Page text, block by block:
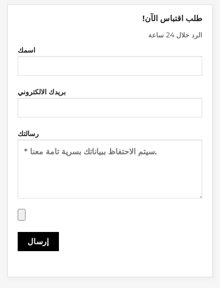
طلب اقتباس الآن!
الرد خلال 24 ساعة
اسمك
بريدك الالكتروني
رسالتك